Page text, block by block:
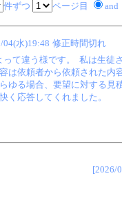
件ずつ
ページ目 and
04(水)19:48 修正時間切れ
て違う様です。 私は生徒
は依頼者から依頼された
ゆる場合、要望に対する
く応答してくれました。
[2026/